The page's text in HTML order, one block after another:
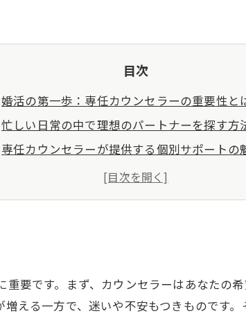
目次
婚活の第一歩：専任カウンセラーの重要性と
忙しい日常の中で理想のパートナーを探す方
専任カウンセラーが提供する個別サポートの
理想の未来を見つけるために必要な心構え
結婚相談所を利用するメリットとデメリット
要です。まず、カウンセラーはあなたの
える一方で、迷いや不安もつきものです